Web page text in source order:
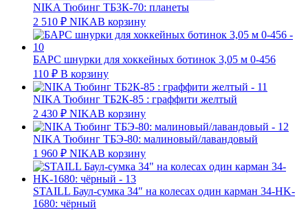
NIKA Тюбинг ТБ3К-70: планеты
2 510 ₽ NIKAВ корзину
БАРС шнурки для хоккейных ботинок 3,05 м 0-456
110 ₽ В корзину
NIKA Тюбинг ТБ2К-85 : граффити желтый
2 430 ₽ NIKAВ корзину
NIKA Тюбинг ТБЭ-80: малиновый/лавандовый
1 960 ₽ NIKAВ корзину
STAILL Баул-сумка 34″ на колесах один карман 34-HK-
1680: чёрный